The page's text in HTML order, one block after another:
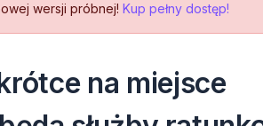
wersji próbnej! Kup pełny dostęp!
na miejsce